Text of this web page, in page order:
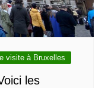
visite à Bruxelles
les